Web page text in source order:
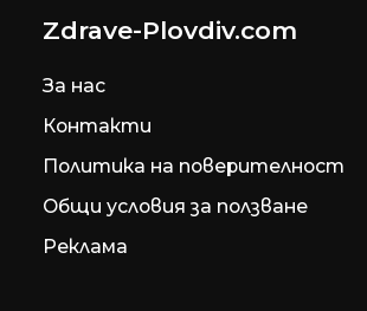
Zdrave-Plovdiv.com
За нас
Контакти
Политика на поверителност
Общи условия за ползване
Реклама